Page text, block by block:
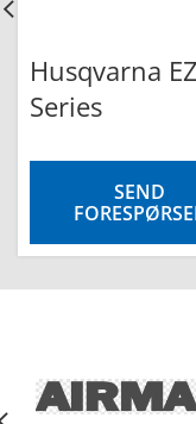
Husqvarna
Series
SEND